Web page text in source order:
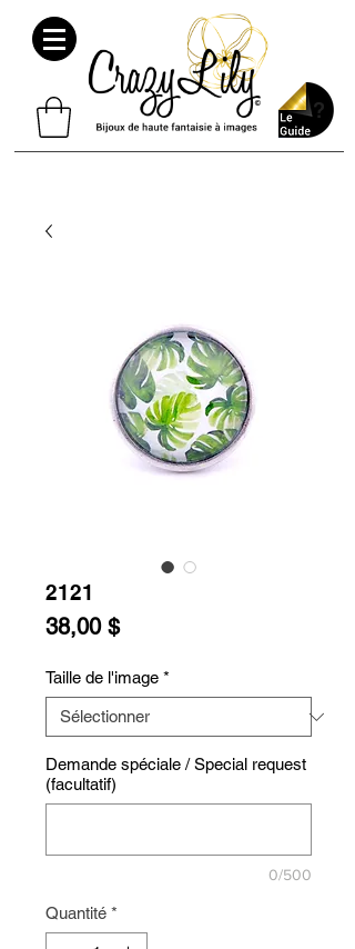
2121
38,00 $Prix
Taille de l'image *
Demande spéciale / Special request
(facultatif)
0/500
Quantité *